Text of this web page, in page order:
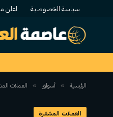
سياسة الخصوصية اعلن
الرئيسية » أسواق » العملات
العملات المشفرة